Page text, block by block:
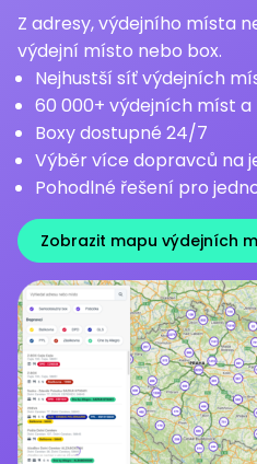
Z adresy, výdejního místa
výdejní místo nebo box.
Nejhustší síť výdejních
60 000+ výdejních míst a
Boxy dostupné 24/7
Výběr více dopravců na
Pohodlné řešení pro
Zobrazit mapu výdejních